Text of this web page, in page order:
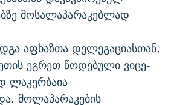
მოსალაპარაკებლად
აფხაზთა დელეგაციასთან,
ეგრეთ წოდებული ვიცე-
ლაკერბაია
მოლაპარაკების